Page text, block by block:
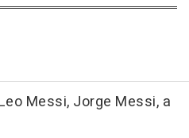
Messi, Jorge Messi, a